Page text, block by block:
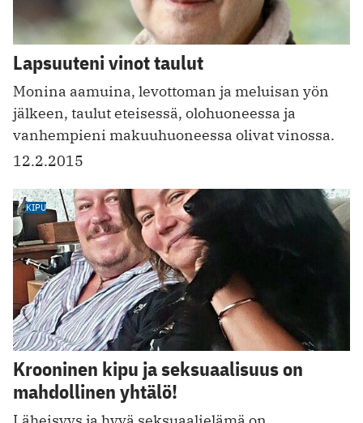
Lapsuuteni vinot taulut
Monina aamuina, levottoman ja meluisan yön
jälkeen, taulut eteisessä, olohuoneessa ja
vanhempieni makuuhuoneessa olivat vinossa.
12.2.2015
KIPU
Krooninen kipu ja seksuaalisuus on
mahdollinen yhtälö!